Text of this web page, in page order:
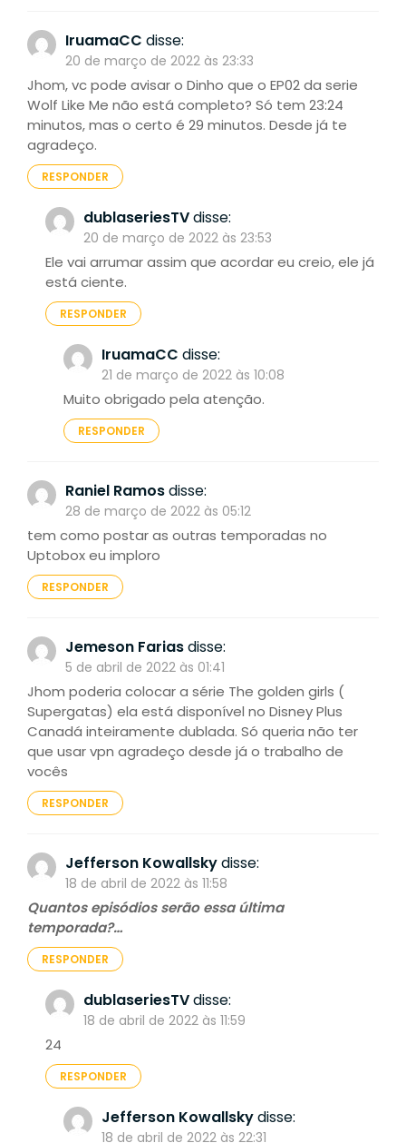
IruamaCC disse:
20 de março de 2022 às 23:33
Jhom, vc pode avisar o Dinho que o EP02 da serie
Wolf Like Me não está completo? Só tem 23:24
minutos, mas o certo é 29 minutos. Desde já te
agradeço.
RESPONDER
dublaseriesTVdisse:
20 de março de 2022 às 23:53
Ele vai arrumar assim que acordar eu creio, ele já
está ciente.
RESPONDER
IruamaCC disse:
21 de março de 2022 às 10:08
Muito obrigado pela atenção.
RESPONDER
Raniel Ramosdisse:
28 de março de 2022 às 05:12
tem como postar as outras temporadas no
Uptobox eu imploro
RESPONDER
Jemeson Fariasdisse:
5 de abril de 2022 às 01:41
Jhom poderia colocar a série The golden girls (
Supergatas) ela está disponível no Disney Plus
Canadá inteiramente dublada. Só queria não ter
que usar vpn agradeço desde já o trabalho de
vocês
RESPONDER
Jefferson Kowallskydisse:
18 de abril de 2022 às 11:58
Quantos episódios serão essa última
temporada?…
RESPONDER
dublaseriesTVdisse:
18 de abril de 2022 às 11:59
24
RESPONDER
Jefferson Kowallskydisse:
18 de abril de 2022 às 22:31